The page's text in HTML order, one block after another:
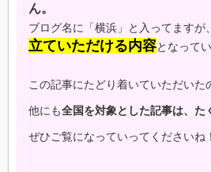
ん。
ブログ名に「横浜」と入ってますが、
立ていただける内容となってい
この記事にたどり着いていただいた
他にも全国を対象とした記事は、た
ぜひご覧になっていってくださいね！